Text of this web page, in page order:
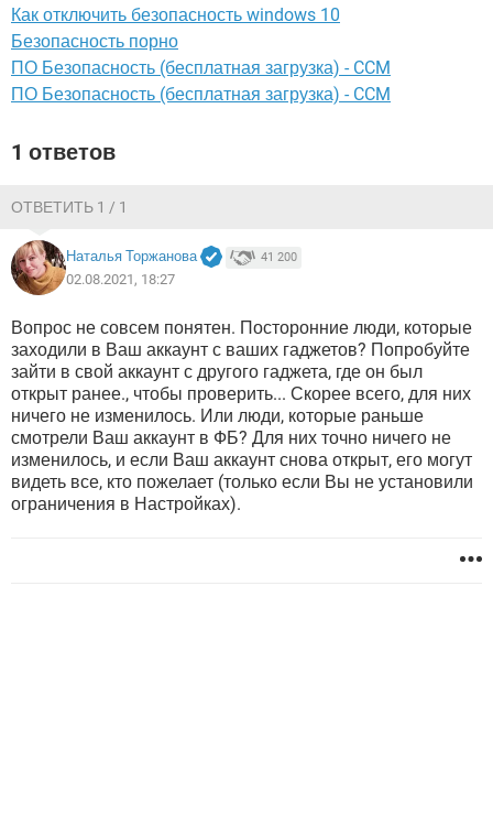
Как отключить безопасность windows 10
Безопасность порно
ПО Безопасность (бесплатная загрузка) - CCM
ПО Безопасность (бесплатная загрузка) - CCM
1 ответов
ОТВЕТИТЬ 1 / 1
Наталья Торжанова 41 200
02.08.2021, 18:27
Вопрос не совсем понятен. Посторонние люди, которые
заходили в Ваш аккаунт с ваших гаджетов? Попробуйте
зайти в свой аккаунт с другого гаджета, где он был
открыт ранее., чтобы проверить... Скорее всего, для них
ничего не изменилось. Или люди, которые раньше
смотрели Ваш аккаунт в ФБ? Для них точно ничего не
изменилось, и если Ваш аккаунт снова открыт, его могут
видеть все, кто пожелает (только если Вы не установили
ограничения в Настройках).